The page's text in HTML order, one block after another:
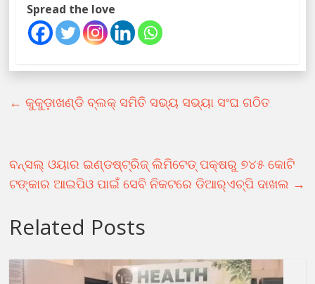
Spread the love
← କୁକୁଡ଼ାଖଣ୍ଡି ବ୍ଲକ୍ ସମିତି ସଭ୍ୟ ସଭ୍ୟା ସଂଘ ଗଠିତ
ବନ୍‌ସଲ୍ ଓୟାର ଇଣ୍ଡଷ୍ଟ୍ରିଜ୍ ଲିମିଟେଡ୍ ପକ୍ଷରୁ ୭୪୫ କୋଟି
ଟଙ୍କାର ଆଇପିଓ ପାଇଁ ସେବି ନିକଟରେ ଡିଆର୍‌ଏଚ୍‌ପି ଦାଖଲ →
Related Posts